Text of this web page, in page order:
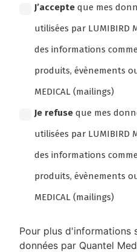
Consentement
J’accepte que mes
utilisées par LUMIBIRD
des informations
produits, évènements
MEDICAL (mailings)
Je refuse que mes
utilisées par LUMIBIRD
des informations
produits, évènements
MEDICAL (mailings)
Pour plus d'informations
données par Quantel